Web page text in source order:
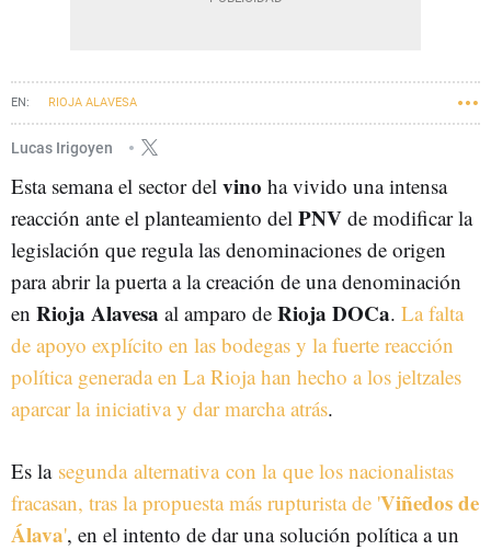
RIOJA ALAVESA
Lucas Irigoyen
Esta semana el sector del vino ha vivido una intensa
reacción ante el planteamiento del PNV de modificar la
legislación que regula las denominaciones de origen
para abrir la puerta a la creación de una denominación
en Rioja Alavesa al amparo de Rioja DOCa. La falta
de apoyo explícito en las bodegas y la fuerte reacción
política generada en La Rioja han hecho a los jeltzales
aparcar la iniciativa y dar marcha atrás.
Es la segunda alternativa con la que los nacionalistas
fracasan, tras la propuesta más rupturista de 'Viñedos de
Álava', en el intento de dar una solución política a un